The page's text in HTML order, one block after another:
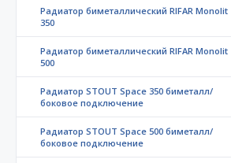
Радиатор биметаллический RIFAR Monolit
350
Радиатор биметаллический RIFAR Monolit
500
Радиатор STOUT Space 350 биметалл/
боковое подключение
Радиатор STOUT Space 500 биметалл/
боковое подключение